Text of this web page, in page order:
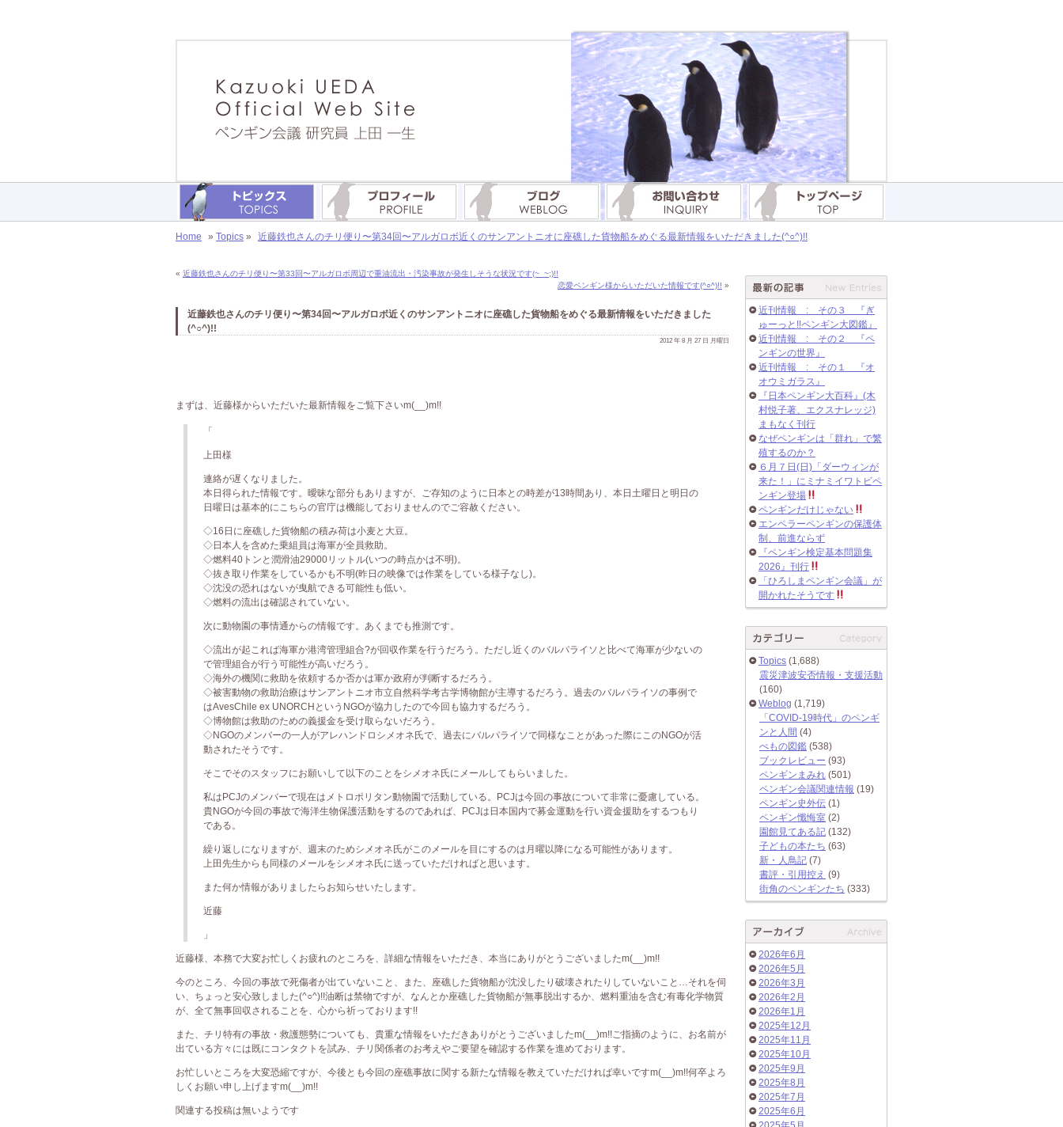
Home » Topics » 近藤鉄也さんのチリ便り〜第34回〜アルガロボ近くのサンアントニオに座礁した貨物船をめぐる最新情報をいただきました(^○^)!!
« 近藤鉄也さんのチリ便り〜第33回〜アルガロボ周辺で重油流出・汚染事故が発生しそうな状況です(~_~;)!!
恋愛ペンギン様からいただいた情報です(^○^)!! »
近藤鉄也さんのチリ便り〜第34回〜アルガロボ近くのサンアントニオに座礁した貨物船をめぐる最新情報をいただきました
(^○^)!!
2012 年 8 月 27 日 月曜日
まずは、近藤様からいただいた最新情報をご覧下さいm(__)m!!
「
上田様
連絡が遅くなりました。
本日得られた情報です。曖昧な部分もありますが、ご存知のように日本との時差が13時間あり、本日土曜日と明日の
日曜日は基本的にこちらの官庁は機能しておりませんのでご容赦ください。
◇16日に座礁した貨物船の積み荷は小麦と大豆。
◇日本人を含めた乗組員は海軍が全員救助。
◇燃料40トンと潤滑油29000リットル(いつの時点かは不明)。
◇抜き取り作業をしているかも不明(昨日の映像では作業をしている様子なし)。
◇沈没の恐れはないが曳航できる可能性も低い。
◇燃料の流出は確認されていない。
次に動物園の事情通からの情報です。あくまでも推測です。
◇流出が起これば海軍か港湾管理組合?が回収作業を行うだろう。ただし近くのバルパライソと比べて海軍が少ないの
で管理組合が行う可能性が高いだろう。
◇海外の機関に救助を依頼するか否かは軍か政府が判断するだろう。
◇被害動物の救助治療はサンアントニオ市立自然科学考古学博物館が主導するだろう。過去のバルパライソの事例で
はAvesChile ex UNORCHというNGOが協力したので今回も協力するだろう。
◇博物館は救助のための義援金を受け取らないだろう。
◇NGOのメンバーの一人がアレハンドロシメオネ氏で、過去にバルパライソで同様なことがあった際にこのNGOが活
動されたそうです。
そこでそのスタッフにお願いして以下のことをシメオネ氏にメールしてもらいました。
私はPCJのメンバーで現在はメトロポリタン動物園で活動している。PCJは今回の事故について非常に憂慮している。
貴NGOが今回の事故で海洋生物保護活動をするのであれば、PCJは日本国内で募金運動を行い資金援助をするつもり
である。
繰り返しになりますが、週末のためシメオネ氏がこのメールを目にするのは月曜以降になる可能性があります。
上田先生からも同様のメールをシメオネ氏に送っていただければと思います。
また何か情報がありましたらお知らせいたします。
近藤
」
近藤様、本務で大変お忙しくお疲れのところを、詳細な情報をいただき、本当にありがとうございましたm(__)m!!
今のところ、今回の事故で死傷者が出ていないこと、また、座礁した貨物船が沈没したり破壊されたりしていないこと…それを伺
い、ちょっと安心致しました(^○^)!!油断は禁物ですが、なんとか座礁した貨物船が無事脱出するか、燃料重油を含む有毒化学物質
が、全て無事回収されることを、心から祈っております!!
また、チリ特有の事故・救護態勢についても、貴重な情報をいただきありがとうございましたm(__)m!!ご指摘のように、お名前が
出ている方々には既にコンタクトを試み、チリ関係者のお考えやご要望を確認する作業を進めております。
お忙しいところを大変恐縮ですが、今後とも今回の座礁事故に関する新たな情報を教えていただければ幸いですm(__)m!!何卒よろ
しくお願い申し上げますm(__)m!!
関連する投稿は無いようです
近刊情報 : その３ 『ぎ
ゅーっと!!ペンギン大図鑑』
近刊情報 : その２ 『ペ
ンギンの世界』
近刊情報 : その１ 『オ
オウミガラス』
『日本ペンギン大百科』(木
村悦子著、エクスナレッジ)
まもなく刊行
なぜペンギンは「群れ」で繁
殖するのか？
６月７日(日)「ダーウィンが
来た！」にミナミイワトビペ
ンギン登場
ペンギンだけじゃない
エンペラーペンギンの保護体
制、前進ならず
『ペンギン検定基本問題集
2026』刊行
「ひろしまペンギン会議」が
開かれたそうです
Topics (1,688)
震災津波安否情報・支援活動
(160)
Weblog (1,719)
「COVID-19時代」のペンギ
ンと人間 (4)
ぺもの図鑑 (538)
ブックレビュー (93)
ペンギンまみれ (501)
ペンギン会議関連情報 (19)
ペンギン史外伝 (1)
ペンギン懺悔室 (2)
園館見てある記 (132)
子どもの本たち (63)
新・人鳥記 (7)
書評・引用控え (9)
街角のペンギンたち (333)
2026年6月
2026年5月
2026年3月
2026年2月
2026年1月
2025年12月
2025年11月
2025年10月
2025年9月
2025年8月
2025年7月
2025年6月